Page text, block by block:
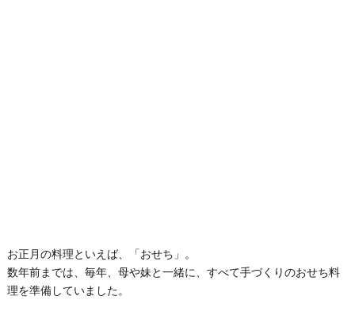
お正月の料理といえば、「おせち」。
数年前までは、毎年、母や妹と一緒に、すべて手づくりのおせち料
理を準備していました。